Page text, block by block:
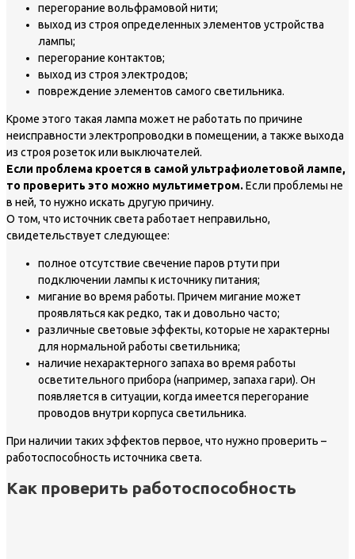
перегорание вольфрамовой нити;
выход из строя определенных элементов устройства
лампы;
перегорание контактов;
выход из строя электродов;
повреждение элементов самого светильника.
Кроме этого такая лампа может не работать по причине
неисправности электропроводки в помещении, а также выхода
из строя розеток или выключателей.
Если проблема кроется в самой ультрафиолетовой лампе,
то проверить это можно мультиметром. Если проблемы не
в ней, то нужно искать другую причину.
О том, что источник света работает неправильно,
свидетельствует следующее:
полное отсутствие свечение паров ртути при
подключении лампы к источнику питания;
мигание во время работы. Причем мигание может
проявляться как редко, так и довольно часто;
различные световые эффекты, которые не характерны
для нормальной работы светильника;
наличие нехарактерного запаха во время работы
осветительного прибора (например, запаха гари). Он
появляется в ситуации, когда имеется перегорание
проводов внутри корпуса светильника.
При наличии таких эффектов первое, что нужно проверить –
работоспособность источника света.
Как проверить работоспособность